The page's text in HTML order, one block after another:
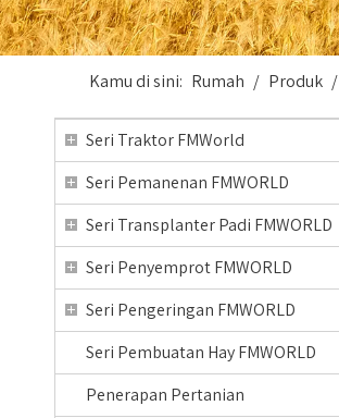
Kamu di sini: Rumah / Produk /
Seri Traktor FMWorld
Seri Pemanenan FMWORLD
Seri Transplanter Padi FMWORLD
Seri Penyemprot FMWORLD
Seri Pengeringan FMWORLD
Seri Pembuatan Hay FMWORLD
Penerapan Pertanian